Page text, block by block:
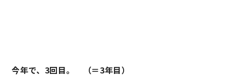
今年で、3回目。 （＝3年目）